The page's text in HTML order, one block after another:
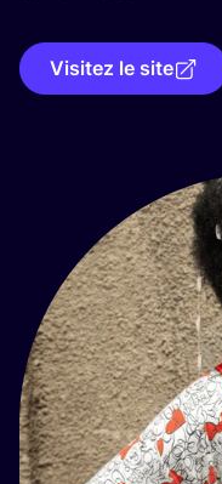
Visitez le site